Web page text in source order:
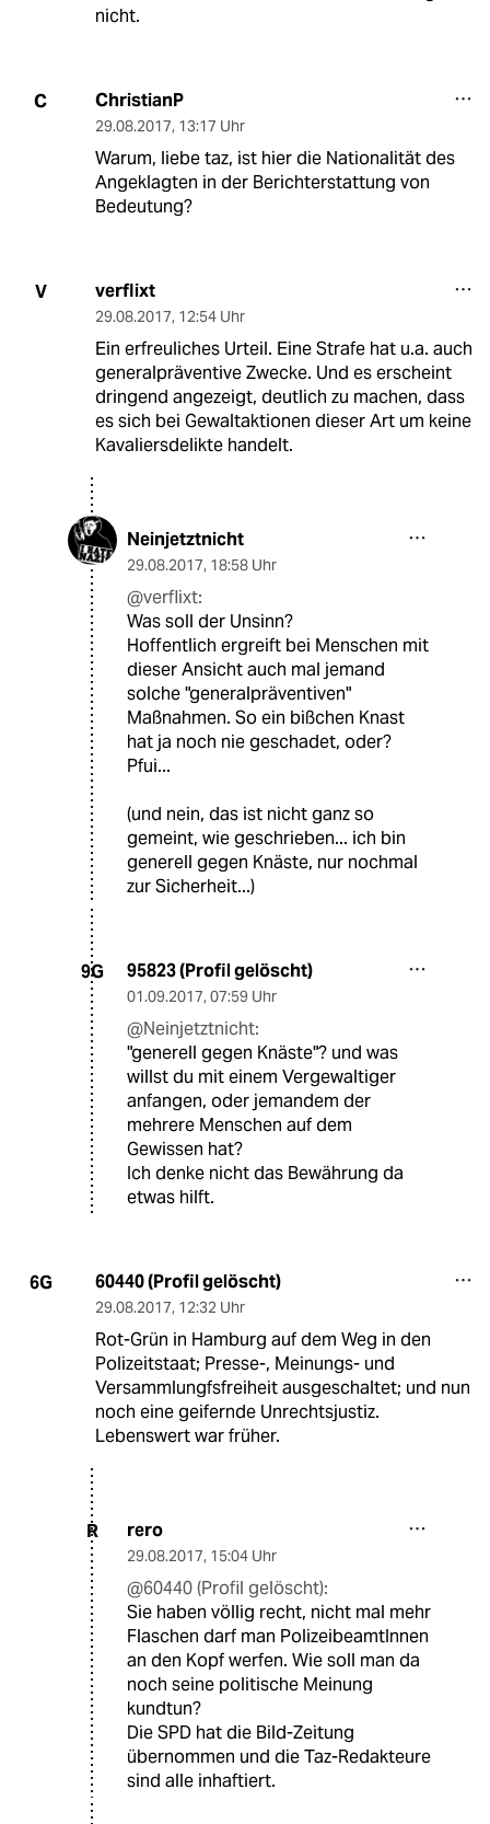
nicht.
C ChristianP
29.08.2017, 13:17 Uhr
Warum, liebe taz, ist hier die Nationalität des
Angeklagten in der Berichterstattung von
Bedeutung?
V verflixt
29.08.2017, 12:54 Uhr
Ein erfreuliches Urteil. Eine Strafe hat u.a. auch
generalpräventive Zwecke. Und es erscheint
dringend angezeigt, deutlich zu machen, dass
es sich bei Gewaltaktionen dieser Art um keine
Kavaliersdelikte handelt.
Neinjetztnicht
29.08.2017, 18:58 Uhr
@verflixt:
Was soll der Unsinn?
Hoffentlich ergreift bei Menschen mit
dieser Ansicht auch mal jemand
solche "generalpräventiven"
Maßnahmen. So ein bißchen Knast
hat ja noch nie geschadet, oder?
Pfui...
(und nein, das ist nicht ganz so
gemeint, wie geschrieben... ich bin
generell gegen Knäste, nur nochmal
zur Sicherheit...)
9G 95823 (Profil gelöscht)
01.09.2017, 07:59 Uhr
@Neinjetztnicht:
"generell gegen Knäste"? und was
willst du mit einem Vergewaltiger
anfangen, oder jemandem der
mehrere Menschen auf dem
Gewissen hat?
Ich denke nicht das Bewährung da
etwas hilft.
6G 60440 (Profil gelöscht)
29.08.2017, 12:32 Uhr
Rot-Grün in Hamburg auf dem Weg in den
Polizeitstaat; Presse-, Meinungs- und
Versammlungfsfreiheit ausgeschaltet; und nun
noch eine geifernde Unrechtsjustiz.
Lebenswert war früher.
R rero
29.08.2017, 15:04 Uhr
@60440 (Profil gelöscht):
Sie haben völlig recht, nicht mal mehr
Flaschen darf man PolizeibeamtInnen
an den Kopf werfen. Wie soll man da
noch seine politische Meinung
kundtun?
Die SPD hat die Bild-Zeitung
übernommen und die Taz-Redakteure
sind alle inhaftiert.